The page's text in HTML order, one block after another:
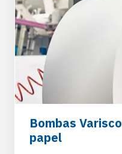
Bombas
papel